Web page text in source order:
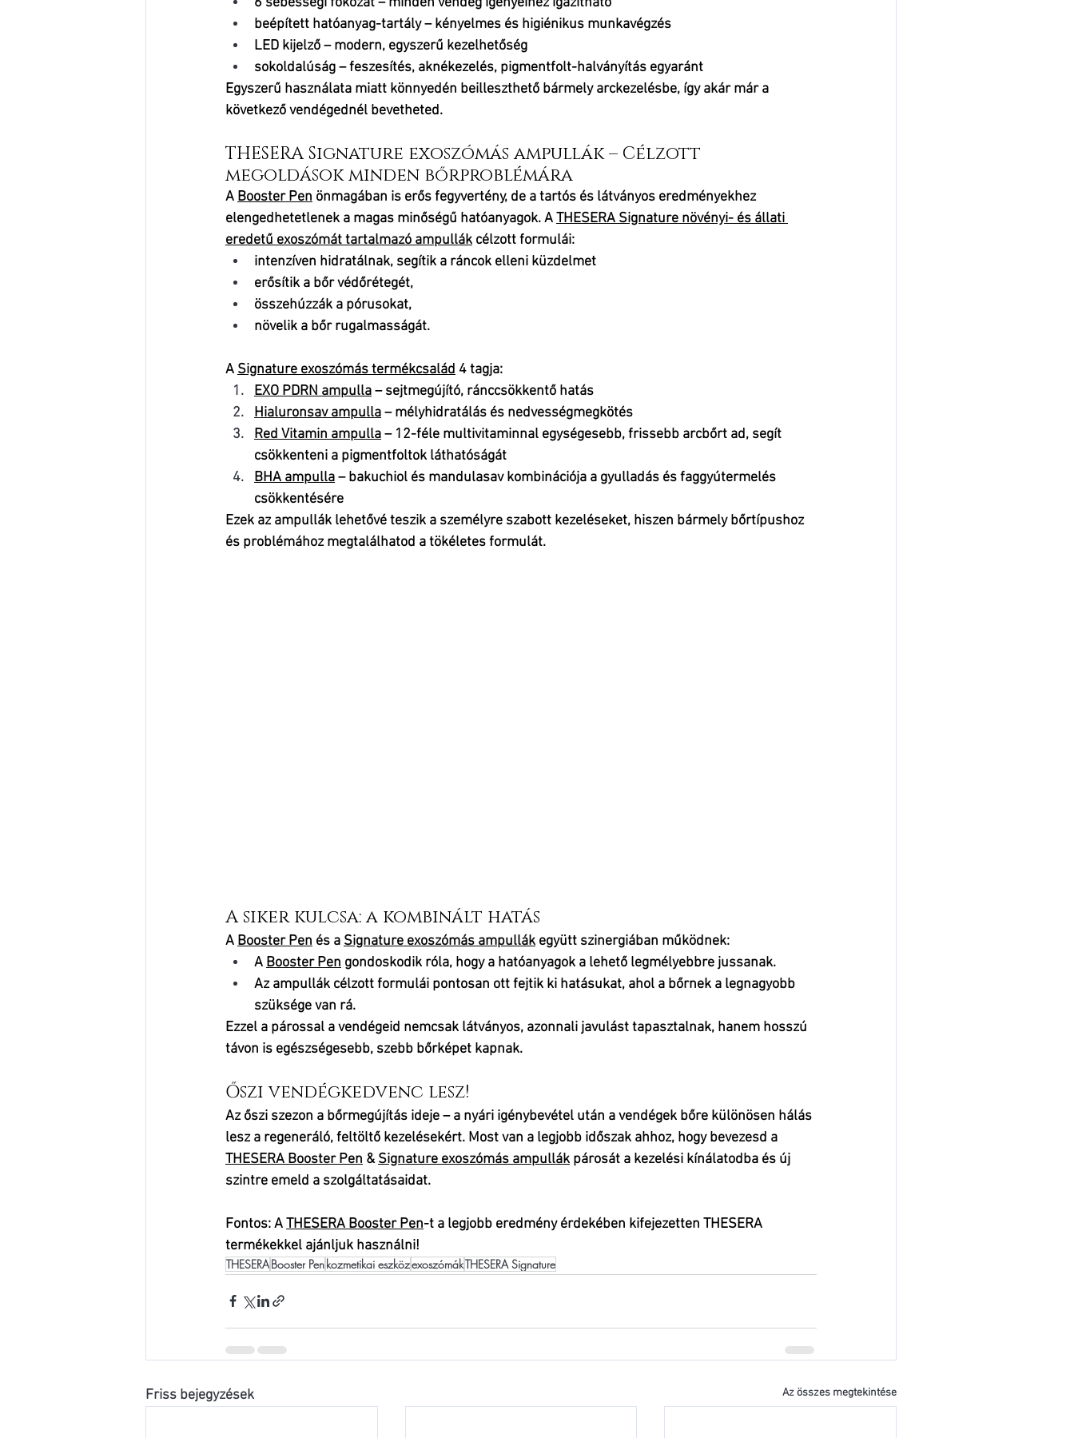
beépített hatóanyag-tartály – kényelmes és higiénikus munkavégzés
LED kijelző – modern, egyszerű kezelhetőség
sokoldalúság – feszesítés, aknékezelés, pigmentfolt-halványítás egyaránt
Egyszerű használata miatt könnyedén beilleszthető bármely arckezelésbe, így akár már a
következő vendégednél bevetheted.
THESERA Signature exoszómás ampullák – Célzott
megoldások minden bőrproblémára
A Booster Pen önmagában is erős fegyvertény, de a tartós és látványos eredményekhez
elengedhetetlenek a magas minőségű hatóanyagok. A THESERA Signature növényi- és állati
eredetű exoszómát tartalmazó ampullák célzott formulái:
intenzíven hidratálnak, segítik a ráncok elleni küzdelmet
erősítik a bőr védőrétegét,
összehúzzák a pórusokat,
növelik a bőr rugalmasságát.
A Signature exoszómás termékcsalád 4 tagja:
EXO PDRN ampulla – sejtmegújító, ránccsökkentő hatás
Hialuronsav ampulla – mélyhidratálás és nedvességmegkötés
Red Vitamin ampulla – 12-féle multivitaminnal egységesebb, frissebb arcbőrt ad, segít
csökkenteni a pigmentfoltok láthatóságát
BHA ampulla – bakuchiol és mandulasav kombinációja a gyulladás és faggyútermelés
csökkentésére
Ezek az ampullák lehetővé teszik a személyre szabott kezeléseket, hiszen bármely bőrtípushoz
és problémához megtalálhatod a tökéletes formulát.
A siker kulcsa: a kombinált hatás
A Booster Pen és a Signature exoszómás ampullák együtt szinergiában működnek:
A Booster Pen gondoskodik róla, hogy a hatóanyagok a lehető legmélyebbre jussanak.
Az ampullák célzott formulái pontosan ott fejtik ki hatásukat, ahol a bőrnek a legnagyobb
szüksége van rá.
Ezzel a párossal a vendégeid nemcsak látványos, azonnali javulást tapasztalnak, hanem hosszú
távon is egészségesebb, szebb bőrképet kapnak.
Őszi vendégkedvenc lesz!
Az őszi szezon a bőrmegújítás ideje – a nyári igénybevétel után a vendégek bőre különösen hálás
lesz a regeneráló, feltöltő kezelésekért. Most van a legjobb időszak ahhoz, hogy bevezesd a
THESERA Booster Pen & Signature exoszómás ampullák párosát a kezelési kínálatodba és új
szintre emeld a szolgáltatásaidat.
Fontos: A THESERA Booster Pen-t a legjobb eredmény érdekében kifejezetten THESERA
termékekkel ajánljuk használni!
THESERABooster Penkozmetikai eszközexoszómákTHESERA Signature
Friss bejegyzések Az összes megtekintése